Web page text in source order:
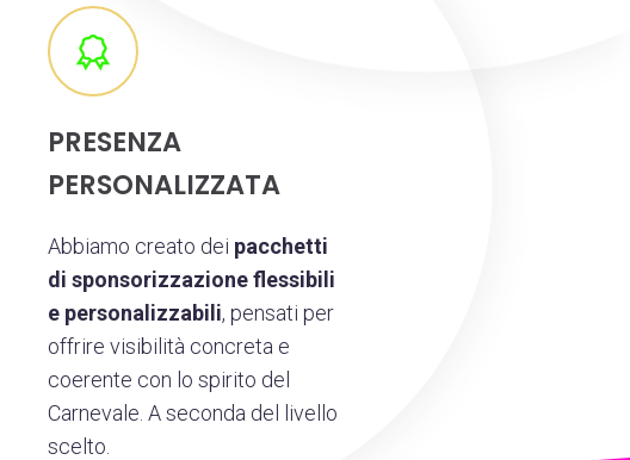
PRESENZA
PERSONALIZZATA
Abbiamo creato dei pacchetti
di sponsorizzazione flessibili
e personalizzabili, pensati per
offrire visibilità concreta e
coerente con lo spirito del
Carnevale. A seconda del livello
scelto.